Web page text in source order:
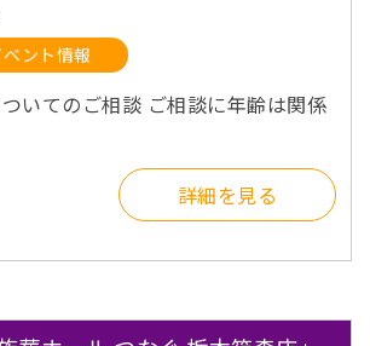
ント情報
いてのご相談 ご相談に年齢は関係
詳細を見る